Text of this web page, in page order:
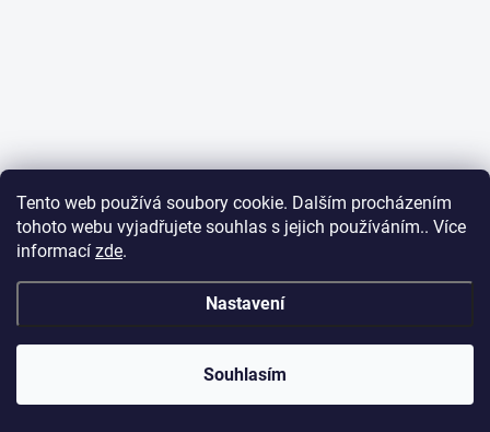
Tento web používá soubory cookie. Dalším procházením
tohoto webu vyjadřujete souhlas s jejich používáním.. Více
informací zde.
Nastavení
Souhlasím